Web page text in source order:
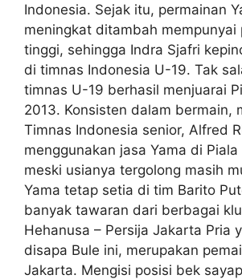
Indonesia. Sejak itu, permainan
meningkat ditambah mempunyai
tinggi, sehingga Indra Sjafri
di timnas Indonesia U-19. Tak
timnas U-19 berhasil menjuarai
2013. Konsisten dalam bermain,
Timnas Indonesia senior, Alfred
menggunakan jasa Yama di Piala
meski usianya tergolong masih
Yama tetap setia di tim Barito
banyak tawaran dari berbagai
Hehanusa – Persija Jakarta Pria
disapa Bule ini, merupakan
Jakarta. Mengisi posisi bek